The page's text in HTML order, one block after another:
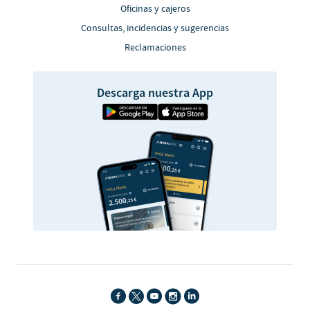
Oficinas y cajeros
Consultas, incidencias y sugerencias
Reclamaciones
Descarga nuestra App